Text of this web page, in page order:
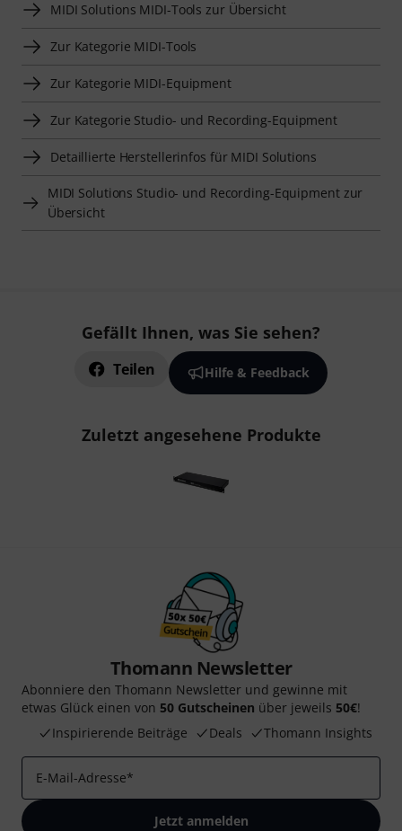
MIDI Solutions MIDI-Tools zur Übersicht
Zur Kategorie MIDI-Tools
Zur Kategorie MIDI-Equipment
Zur Kategorie Studio- und Recording-Equipment
Detaillierte Herstellerinfos für MIDI Solutions
MIDI Solutions Studio- und Recording-Equipment zur
Übersicht
Gefällt Ihnen, was Sie sehen?
Teilen Hilfe & Feedback
Zuletzt angesehene Produkte
Thomann Newsletter
Abonniere den Thomann Newsletter und gewinne mit
etwas Glück einen von 50 Gutscheinen über jeweils 50€!
Inspirierende Beiträge
Deals Thomann Insights
E-Mail-Adresse*
Jetzt anmelden